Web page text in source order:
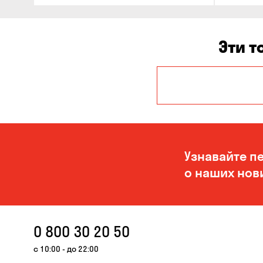
Эти
Белогородка
Вольная
Терешковка
Узнавайте
о наших
0 800 30 20 50
с 10:00 - до 22:00